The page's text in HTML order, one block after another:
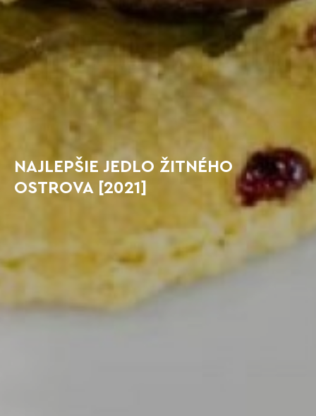
NAJLEPŠIE JEDLO ŽITNÉHO
OSTROVA [2021]